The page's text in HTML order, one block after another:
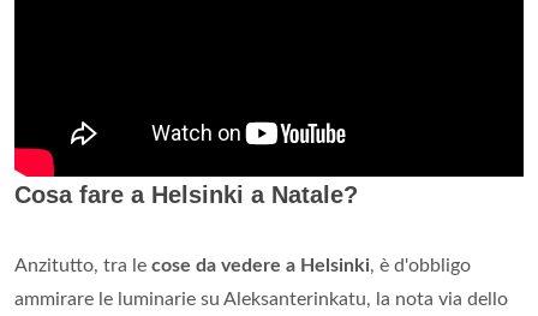
Cosa fare a Helsinki a Natale?
Anzitutto, tra le cose da vedere a Helsinki, è d'obbligo
ammirare le luminarie su Aleksanterinkatu, la nota via dello